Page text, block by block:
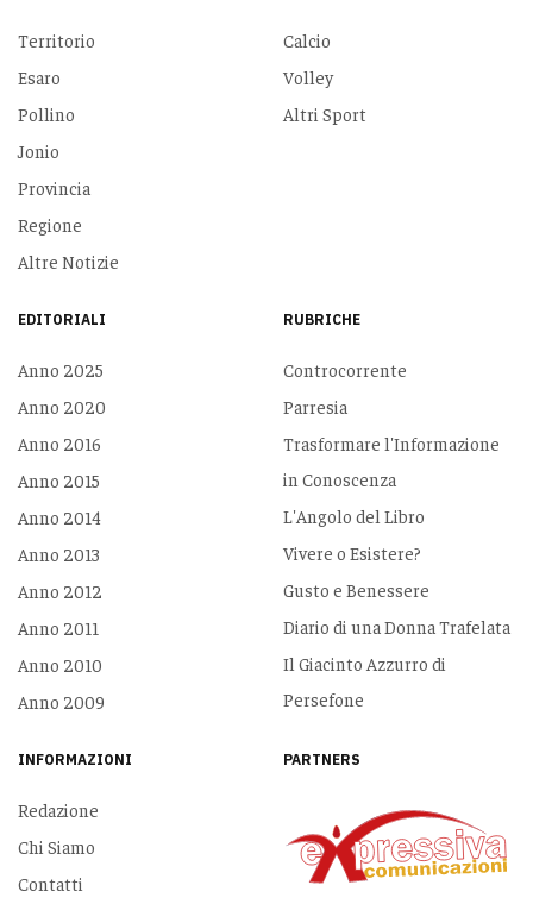
Territorio
Esaro
Pollino
Jonio
Provincia
Regione
Altre Notizie
Calcio
Volley
Altri Sport
EDITORIALI
Anno 2025
Anno 2020
Anno 2016
Anno 2015
Anno 2014
Anno 2013
Anno 2012
Anno 2011
Anno 2010
Anno 2009
RUBRICHE
Controcorrente
Parresia
Trasformare l'Informazione
in Conoscenza
L'Angolo del Libro
Vivere o Esistere?
Gusto e Benessere
Diario di una Donna Trafelata
Il Giacinto Azzurro di
Persefone
INFORMAZIONI
Redazione
Chi Siamo
Contatti
PARTNERS